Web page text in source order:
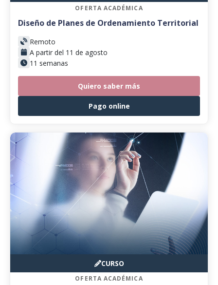
OFERTA ACADÉMICA
Diseño de Planes de Ordenamiento Territorial
Remoto
A partir del 11 de agosto
11 semanas
Quiero saber más
Pago online
CURSO
OFERTA ACADÉMICA